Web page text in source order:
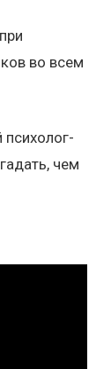
во всем
чем